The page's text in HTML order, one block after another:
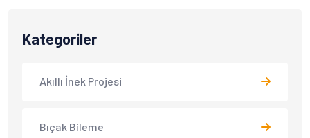
Kategoriler
Akıllı İnek Projesi
Bıçak Bileme